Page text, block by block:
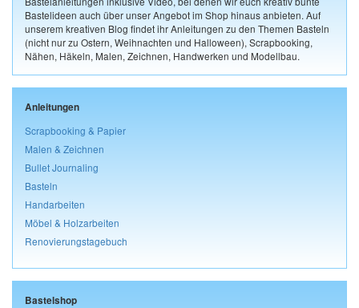
Bastelideen auch über unser Angebot im Shop hinaus anbieten. Auf
unserem kreativen Blog findet ihr Anleitungen zu den Themen Basteln
(nicht nur zu Ostern, Weihnachten und Halloween), Scrapbooking,
Nähen, Häkeln, Malen, Zeichnen, Handwerken und Modellbau.
Anleitungen
Scrapbooking & Papier
Malen & Zeichnen
Bullet Journaling
Basteln
Handarbeiten
Möbel & Holzarbeiten
Renovierungstagebuch
Bastelshop